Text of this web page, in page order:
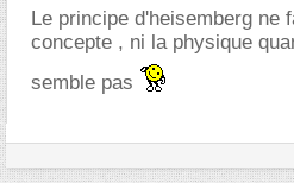
Le principe d'heisemberg ne
concepte , ni la physique
semble pas